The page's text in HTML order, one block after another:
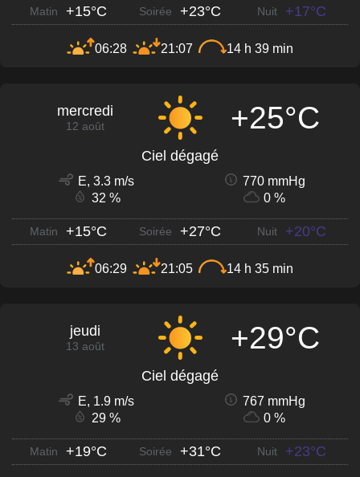
Matin +15°C Soirée +23°C Nuit +17°C
06:28 21:07 14 h 39 min
mercredi
12 août +25°C
Ciel dégagé
E, 3.3 m/s
770 mmHg
32 %
0 %
Matin +15°C Soirée +27°C Nuit +20°C
06:29 21:05 14 h 35 min
jeudi
13 août +29°C
Ciel dégagé
E, 1.9 m/s
767 mmHg
29 %
0 %
Matin +19°C Soirée +31°C Nuit +23°C